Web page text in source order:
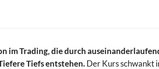
im Trading, die durch
Tiefs entstehen.Der Kurs schwankt